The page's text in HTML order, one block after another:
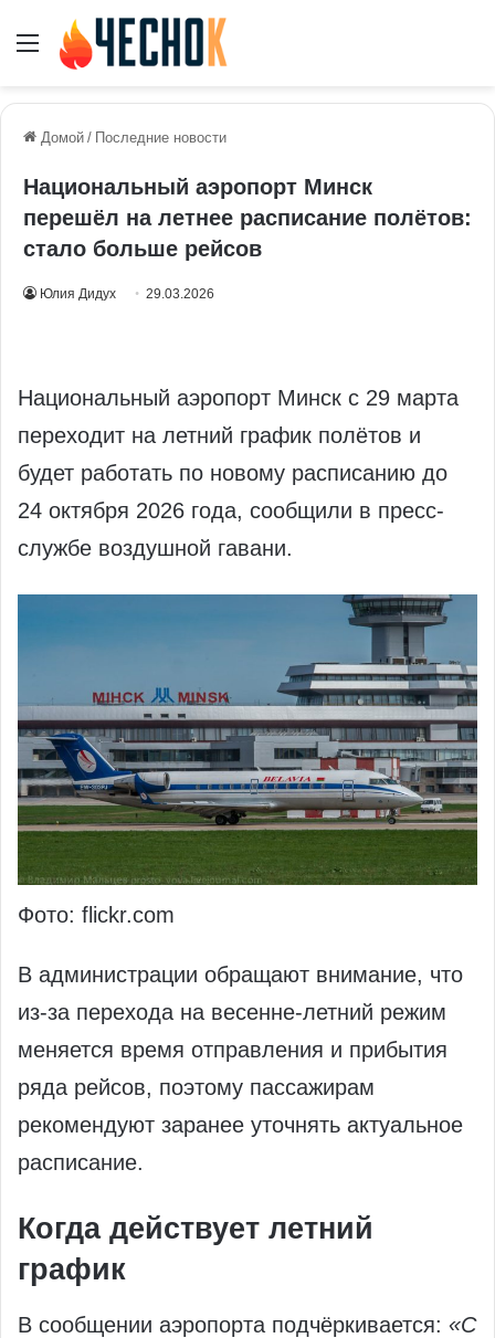
Меню
Домой / Последние новости
Национальный аэропорт Минск
перешёл на летнее расписание полётов:
стало больше рейсов
Юлия Дидух 29.03.2026
Национальный аэропорт Минск с 29 марта
переходит на летний график полётов и
будет работать по новому расписанию до
24 октября 2026 года, сообщили в пресс-
службе воздушной гавани.
Фото: flickr.com
В администрации обращают внимание, что
из-за перехода на весенне‑летний режим
меняется время отправления и прибытия
ряда рейсов, поэтому пассажирам
рекомендуют заранее уточнять актуальное
расписание.
Когда действует летний
график
В сообщении аэропорта подчёркивается: «С